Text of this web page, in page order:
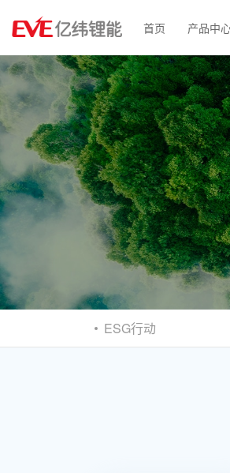
首页 产品中
消费电池
锂原电池
小型锂离
圆柱电池
物联网解决方案
智能表计
智能安防
消费应用
ESG行动